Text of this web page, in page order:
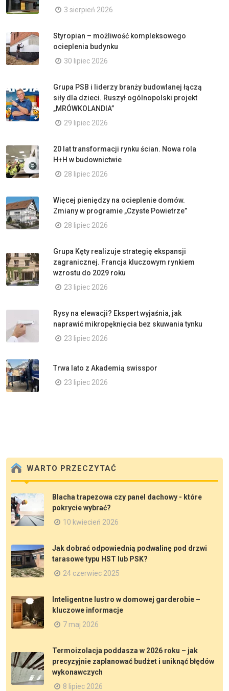
3 sierpień 2026
Styropian – możliwość kompleksowego
ocieplenia budynku
30 lipiec 2026
Grupa PSB i liderzy branży budowlanej łączą
siły dla dzieci. Ruszył ogólnopolski projekt
„MRÓWKOLANDIA”
29 lipiec 2026
20 lat transformacji rynku ścian. Nowa rola
H+H w budownictwie
28 lipiec 2026
Więcej pieniędzy na ocieplenie domów.
Zmiany w programie „Czyste Powietrze”
28 lipiec 2026
Grupa Kęty realizuje strategię ekspansji
zagranicznej. Francja kluczowym rynkiem
wzrostu do 2029 roku
23 lipiec 2026
Rysy na elewacji? Ekspert wyjaśnia, jak
naprawić mikropęknięcia bez skuwania tynku
23 lipiec 2026
Trwa lato z Akademią swisspor
23 lipiec 2026
WARTO PRZECZYTAĆ
Blacha trapezowa czy panel dachowy - które
pokrycie wybrać?
10 kwiecień 2026
Jak dobrać odpowiednią podwalinę pod drzwi
tarasowe typu HST lub PSK?
24 czerwiec 2025
Inteligentne lustro w domowej garderobie –
kluczowe informacje
7 maj 2026
Termoizolacja poddasza w 2026 roku – jak
precyzyjnie zaplanować budżet i uniknąć błędów
wykonawczych
8 lipiec 2026